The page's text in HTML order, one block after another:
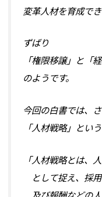
変革人材を育成で
ずばり
「権限移譲」と「
のようです。
今回の白書では、
「人材戦略」とい
「人材戦略とは、
として捉え、採